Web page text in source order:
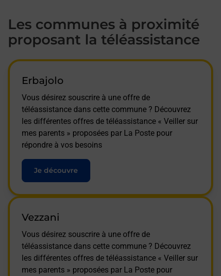
Les communes à proximité
proposant la téléassistance
Erbajolo
Vous désirez souscrire à une offre de
téléassistance dans cette commune ? Découvrez
les différentes offres de téléassistance « Veiller sur
mes parents » proposées par La Poste pour
répondre à vos besoins
Je découvre
Vezzani
Vous désirez souscrire à une offre de
téléassistance dans cette commune ? Découvrez
les différentes offres de téléassistance « Veiller sur
mes parents » proposées par La Poste pour